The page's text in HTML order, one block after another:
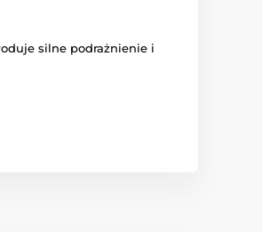
silne podrażnienie i